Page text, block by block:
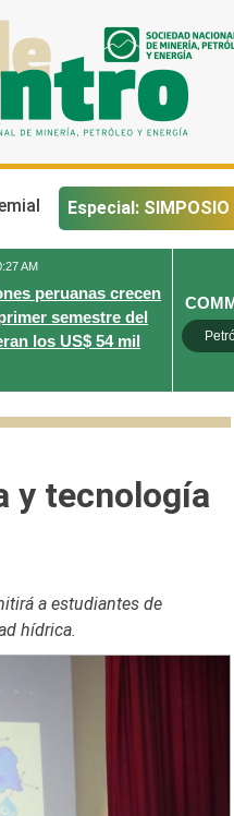
Especial: SIMPOSIO
AM
peruanas crecen
semestre del
los US$ 54 mil
y tecnología
a estudiantes de
hídrica.